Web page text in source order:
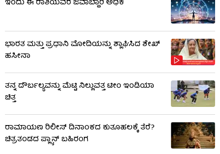
ಇಂದು ಈ ರಾಶಿಯವರ ಜವಾಬ್ದಾರಿ ಅಧಿಕ
ಭಾರತ ಮತ್ತು ಪ್ರಧಾನಿ ಮೋದಿಯನ್ನು ಶ್ಲಾಘಿಸಿದ ಶೇಖ್
ಹಸೀನಾ
ತನ್ನ ದೌರ್ಬಲ್ಯವನ್ನು ಮೆಟ್ಟಿ ನಿಲ್ಲುವತ್ತ ಟೀಂ ಇಂಡಿಯಾ
ಚಿತ್ತ
ರಾಮಾಯಣ ರಿಲೀಸ್ ದಿನಾಂಕದ ಕುತೂಹಲಕ್ಕೆ ತೆರೆ?
ಚಿತ್ರತಂಡದ ಪ್ಲ್ಯಾನ್ ಬಹಿರಂಗ